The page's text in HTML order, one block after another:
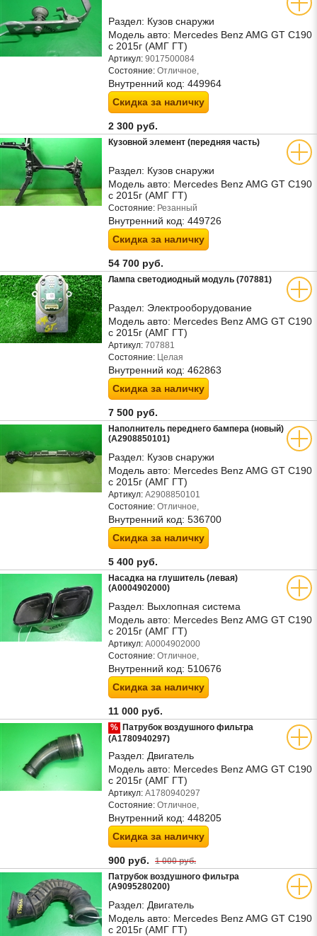
Раздел: Кузов снаружи
Модель авто: Mercedes Benz AMG GT C190
с 2015г (АМГ ГТ)
Артикул: 9017500084
Состояние: Отличное,
Внутренний код: 449964
Скидка за наличку
2 300 руб.
Кузовной элемент (передняя часть)
Раздел: Кузов снаружи
Модель авто: Mercedes Benz AMG GT C190
с 2015г (АМГ ГТ)
Состояние: Резанный
Внутренний код: 449726
Скидка за наличку
54 700 руб.
Лампа светодиодный модуль (707881)
Раздел: Электрооборудование
Модель авто: Mercedes Benz AMG GT C190
с 2015г (АМГ ГТ)
Артикул: 707881
Состояние: Целая
Внутренний код: 462863
Скидка за наличку
7 500 руб.
Наполнитель переднего бампера (новый)
(A2908850101)
Раздел: Кузов снаружи
Модель авто: Mercedes Benz AMG GT C190
с 2015г (АМГ ГТ)
Артикул: A2908850101
Состояние: Отличное,
Внутренний код: 536700
Скидка за наличку
5 400 руб.
Насадка на глушитель (левая)
(A0004902000)
Раздел: Выхлопная система
Модель авто: Mercedes Benz AMG GT C190
с 2015г (АМГ ГТ)
Артикул: A0004902000
Состояние: Отличное,
Внутренний код: 510676
Скидка за наличку
11 000 руб.
% Патрубок воздушного фильтра
(A1780940297)
Раздел: Двигатель
Модель авто: Mercedes Benz AMG GT C190
с 2015г (АМГ ГТ)
Артикул: A1780940297
Состояние: Отличное,
Внутренний код: 448205
Скидка за наличку
900 руб. 1 000 руб.
Патрубок воздушного фильтра
(A9095280200)
Раздел: Двигатель
Модель авто: Mercedes Benz AMG GT C190
с 2015г (АМГ ГТ)